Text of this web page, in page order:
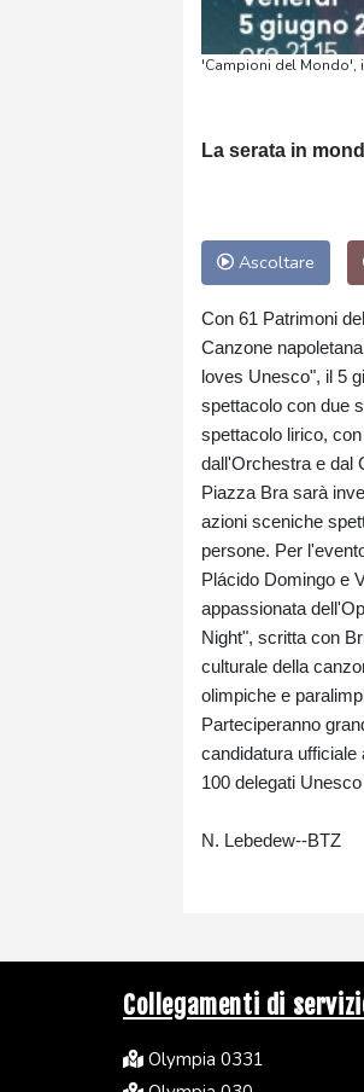
'Campioni del Mondo',
La serata in
Ascoltare
Con 61 Patrimoni
Canzone
loves Unesco", il 5
spettacolo con due
spettacolo lirico,
dall'Orchestra e dal
Piazza Bra sarà
azioni sceniche
persone. Per
Plácido Domingo e
appassionata
Night", scritta con
culturale della
olimpiche e
Parteciperanno
candidatura
100 delegati
N. Lebedew--BTZ
Collegamenti di
Olympia 0331